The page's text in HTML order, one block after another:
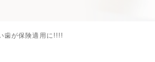
歯が保険適用に!!!!